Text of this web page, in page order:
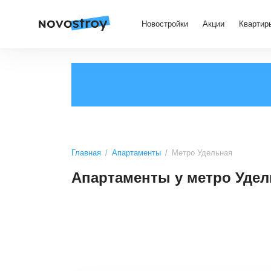
Новостройки Акции
Главная Апартаменты Метро Удельная
Апартаменты у метро